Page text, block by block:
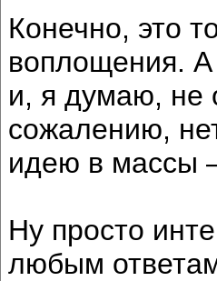
Конечно, это
воплощения.
и, я думаю, не
сожалению,
идею в массы
Ну просто
любым